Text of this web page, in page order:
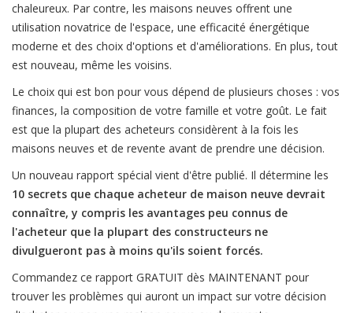
chaleureux. Par contre, les maisons neuves offrent une
utilisation novatrice de l'espace, une efficacité énergétique
moderne et des choix d'options et d'améliorations. En plus, tout
est nouveau, même les voisins.
Le choix qui est bon pour vous dépend de plusieurs choses : vos
finances, la composition de votre famille et votre goût. Le fait
est que la plupart des acheteurs considèrent à la fois les
maisons neuves et de revente avant de prendre une décision.
Un nouveau rapport spécial vient d'être publié. Il détermine les
10 secrets que chaque acheteur de maison neuve devrait
connaître, y compris les avantages peu connus de
l'acheteur que la plupart des constructeurs ne
divulgueront pas à moins qu'ils soient forcés.
Commandez ce rapport GRATUIT dès MAINTENANT pour
trouver les problèmes qui auront un impact sur votre décision